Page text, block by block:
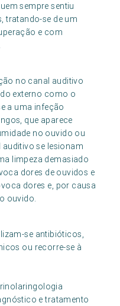
sempre sentiu
tratando-se de um
e com
no canal auditivo
externo como o
a uma infeção
que aparece
no ouvido ou
se lesionam
limpeza demasiado
dores de ouvidos e
dores e, por causa
ouvido.
se antibióticos,
ou recorre-se à
e tratamento